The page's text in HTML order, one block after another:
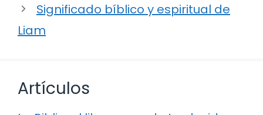
Significado bíblico y espiritual de
Liam
Artículos